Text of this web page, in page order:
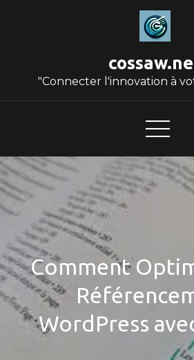
"Connecter l'innovation à
Comment
WordPress